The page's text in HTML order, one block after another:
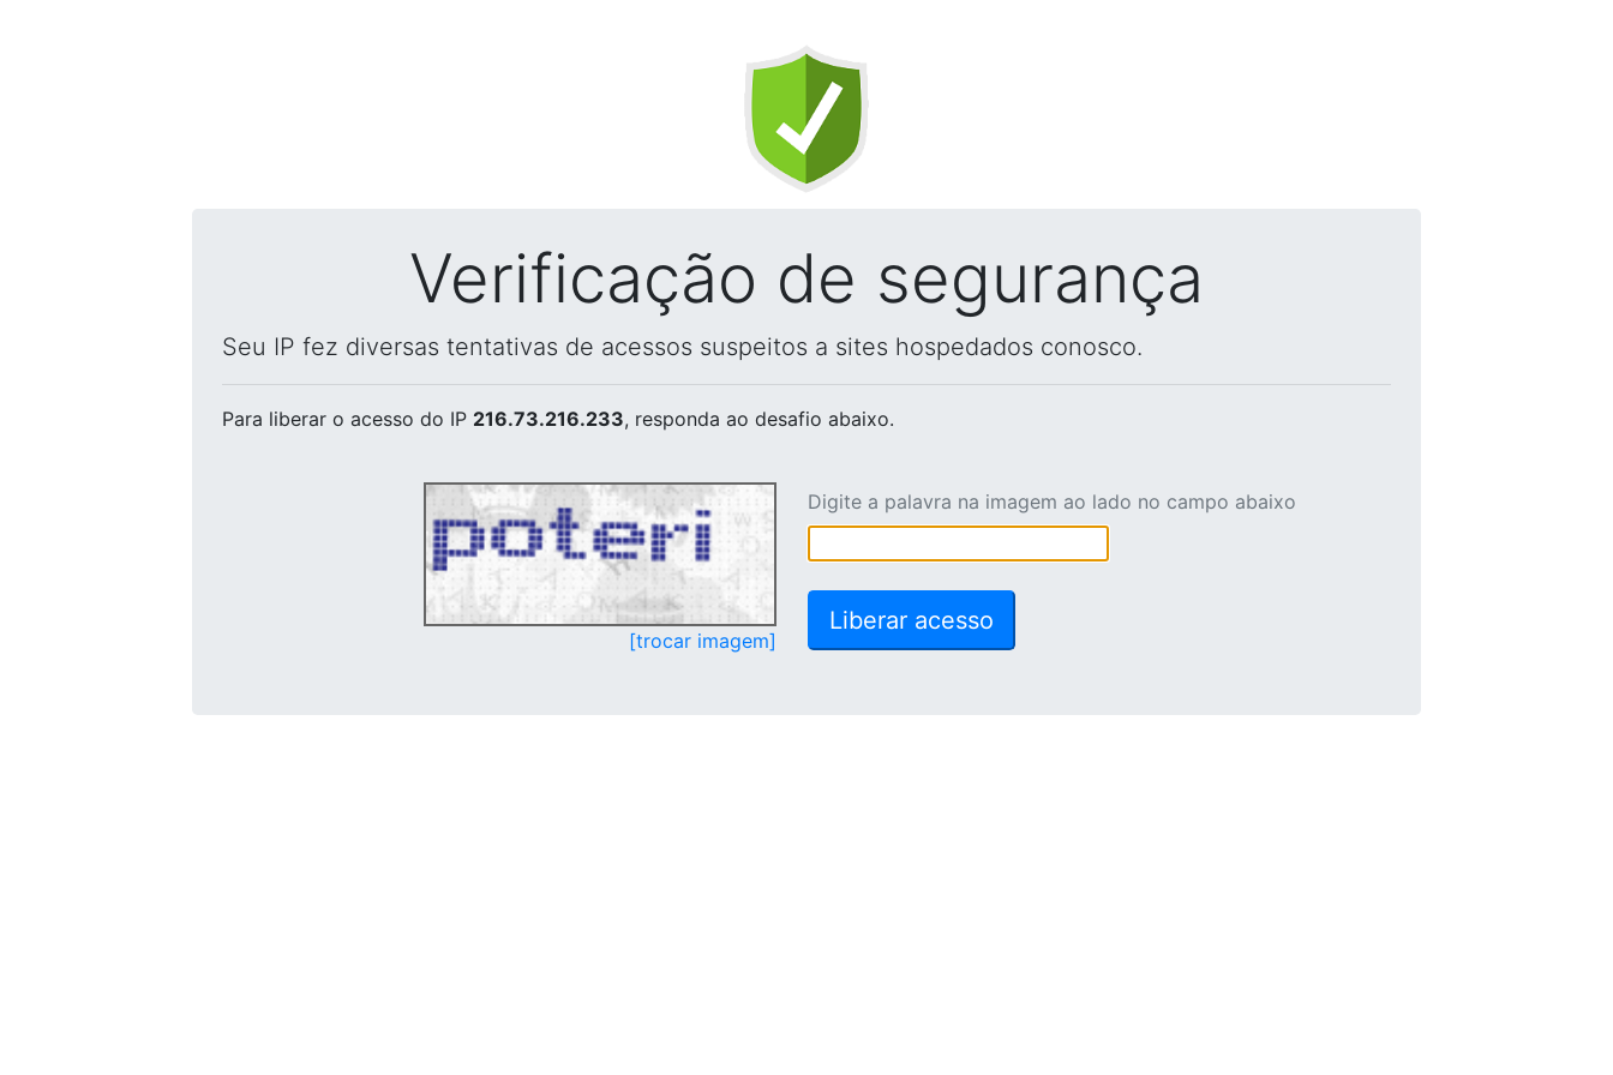
Verificação de segurança
Seu IP fez diversas tentativas de acessos suspeitos a sites hospedados conosco.
Para liberar o acesso do IP 216.73.216.233, responda ao desafio abaixo.
[trocar imagem]
Digite a palavra na imagem ao lado no campo abaixo